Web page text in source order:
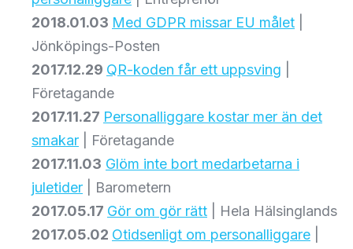
2018.01.03 Med GDPR missar EU målet
Jönköpings-Posten
2017.12.29 QR-koden får ett uppsving
Företagande
2017.11.27 Personalliggare kostar mer än det
smakar | Företagande
2017.11.03 Glöm inte bort medarbetarna i
juletider | Barometern
2017.05.17 Gör om gör rätt | Hela Hälsinglands
2017.05.02 Otidsenligt om personalliggare